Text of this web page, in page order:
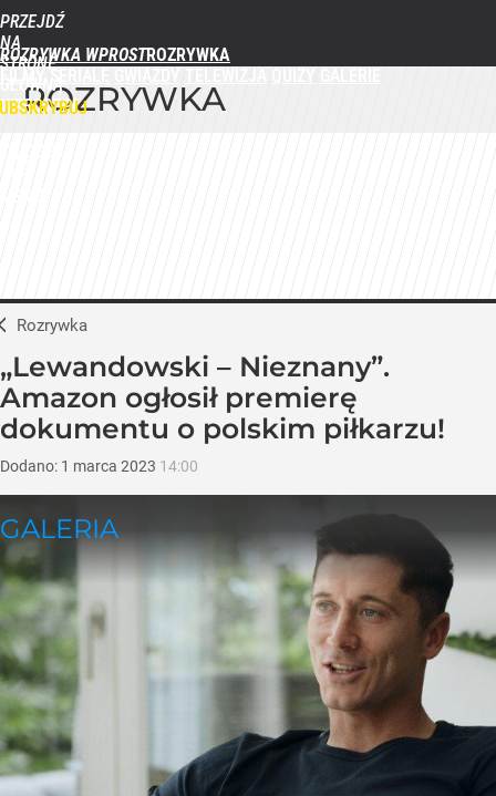
PRZEJDŹ
NA
STRONĘ
GŁÓWNĄ
WPROST.PL
ROZRYWKA WPROST
ROZRYWKA
Rozrywka
„Lewandowski – Nieznany”.
Amazon ogłosił premierę
dokumentu o polskim piłkarzu!
Dodano: 1 marca 2023 14:00